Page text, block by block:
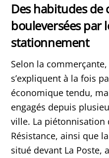
Des habitudes
bouleversées par
stationnement
Selon la
s’expliquent à la fois
économique tendu,
engagés depuis
ville. La piétonnisation
Résistance, ainsi que
situé devant La Poste,